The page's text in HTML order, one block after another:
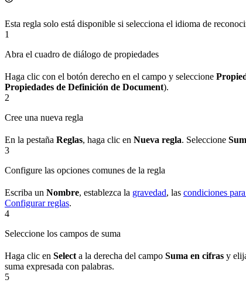
Esta regla solo está disponible si selecciona el idioma de
1
Abra el cuadro de diálogo de propiedades
Haga clic con el botón derecho en el campo y seleccione
Propiedades de Definición de Document).
2
Cree una nueva regla
En la pestaña Reglas, haga clic en Nueva regla. Seleccione
3
Configure las opciones comunes de la regla
Escriba un Nombre, establezca la gravedad, las condiciones
Configurar reglas.
4
Seleccione los campos de suma
Haga clic en Select a la derecha del campo Suma en cifras y
suma expresada con palabras.
5